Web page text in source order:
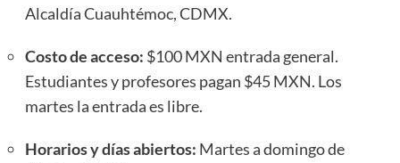
Alcaldía Cuauhtémoc, CDMX.
Costo de acceso: $100 MXN entrada general.
Estudiantes y profesores pagan $45 MXN. Los
martes la entrada es libre.
Horarios y días abiertos: Martes a domingo de